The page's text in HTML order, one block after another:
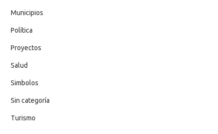
Municipios
Política
Proyectos
Salud
Simbolos
Sin categoría
Turismo